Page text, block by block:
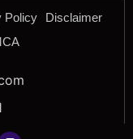
Policy
Disclaimer